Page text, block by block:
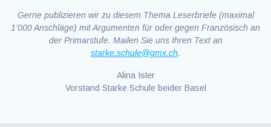
Gerne publizieren wir zu diesem Thema Leserbriefe (maximal
1’000 Anschläge) mit Argumenten für oder gegen Französisch an
der Primarstufe. Mailen Sie uns Ihren Text an
starke.schule@gmx.ch.
Alina Isler
Vorstand Starke Schule beider Basel